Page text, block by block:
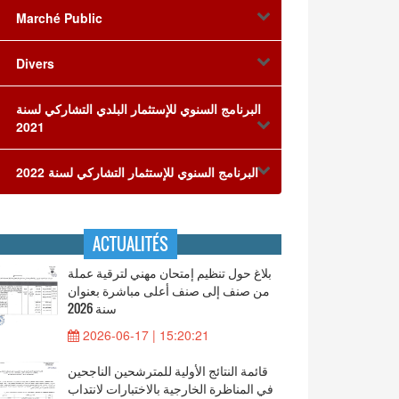
Marché Public
Divers
البرنامج السنوي للإستثمار البلدي التشاركي لسنة
2021
البرنامج السنوي للإستثمار التشاركي لسنة 2022
ACTUALITÉS
بلاغ حول تنظيم إمتحان مهني لترقية عملة
من صنف إلى صنف أعلى مباشرة بعنوان
سنة 2026
2026-06-17 | 15:20:21
قائمة النتائج الأولية للمترشحين الناجحين
في المناظرة الخارجية بالاختبارات لانتداب